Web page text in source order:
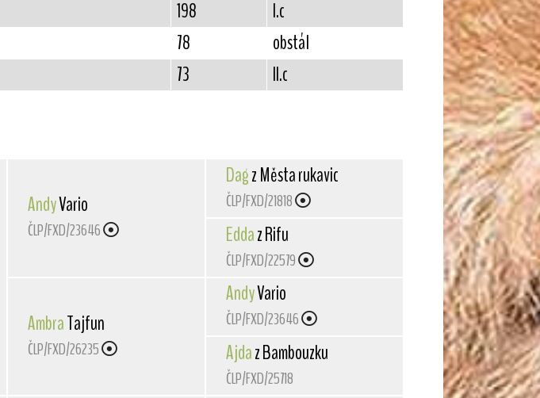
198
I.c
78
obstál
73
II.c
AndyVario
ČLP/FXD/23646
AmbraTajfun
ČLP/FXD/26235
Dagz Města rukavic
ČLP/FXD/21818
Eddaz Rifu
ČLP/FXD/22579
AndyVario
ČLP/FXD/23646
Ajdaz Bambouzku
ČLP/FXD/25718